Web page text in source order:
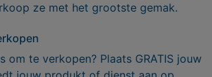
ze met het grootste gemak.
om te verkopen? Plaats GRATIS jouw